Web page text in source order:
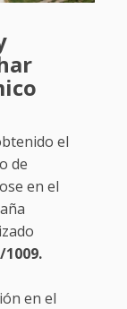
el
de
en el
en el